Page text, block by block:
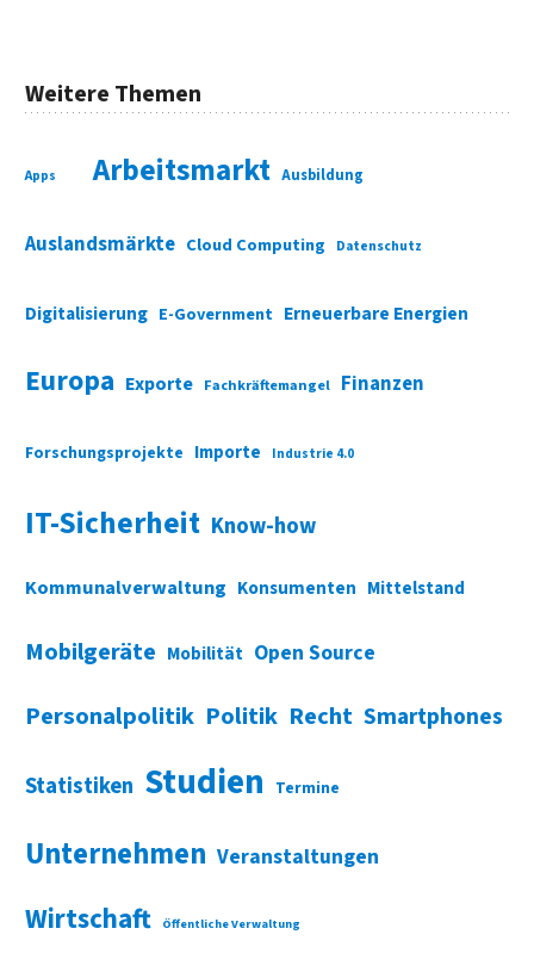
Weitere Themen
Apps Arbeitsmarkt Ausbildung
Auslandsmärkte Cloud Computing Datenschutz
Digitalisierung E-Government Erneuerbare Energien
Europa Exporte Fachkräftemangel Finanzen
Forschungsprojekte Importe Industrie 4.0
IT-Sicherheit Know-how
Kommunalverwaltung Konsumenten Mittelstand
Mobilgeräte Mobilität Open Source
Personalpolitik Politik Recht Smartphones
Statistiken Studien Termine
Unternehmen Veranstaltungen
Wirtschaft Öffentliche Verwaltung